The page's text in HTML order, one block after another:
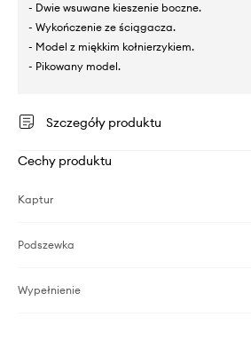
- Dwie wsuwane kieszenie boczne.
- Wykończenie ze ściągacza.
- Model z miękkim kołnierzykiem.
- Pikowany model.
Szczegóły produktu
Cechy produktu
Kaptur
Podszewka
Wypełnienie